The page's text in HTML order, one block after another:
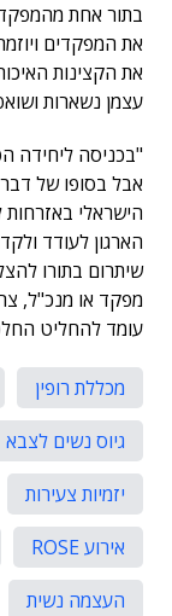
בתור אחת
את המפקדים
את הקצינות
עצמן נשארות
אבל בסופו של
הישראלי
הארגון לעודד
שיתרום בתורו
מפקד או מנכ"ל,
עומד להחליט
מכללת רופין
גיוס נשים לצבא
יזמיות צעירות
אירוע ROSE
העצמה נשית